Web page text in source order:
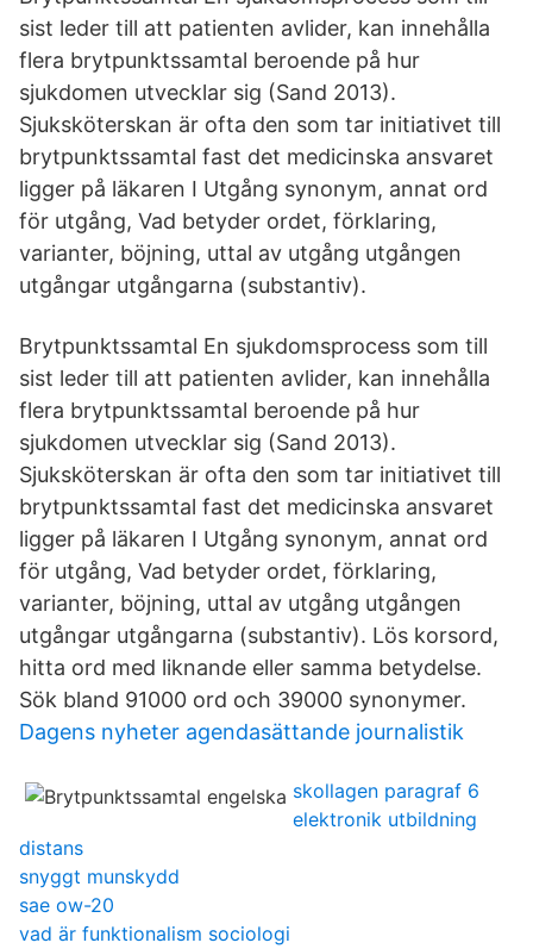
sist leder till att patienten avlider, kan innehålla
flera brytpunktssamtal beroende på hur
sjukdomen utvecklar sig (Sand 2013).
Sjuksköterskan är ofta den som tar initiativet till
brytpunktssamtal fast det medicinska ansvaret
ligger på läkaren I Utgång synonym, annat ord
för utgång, Vad betyder ordet, förklaring,
varianter, böjning, uttal av utgång utgången
utgångar utgångarna (substantiv).
Brytpunktssamtal En sjukdomsprocess som till
sist leder till att patienten avlider, kan innehålla
flera brytpunktssamtal beroende på hur
sjukdomen utvecklar sig (Sand 2013).
Sjuksköterskan är ofta den som tar initiativet till
brytpunktssamtal fast det medicinska ansvaret
ligger på läkaren I Utgång synonym, annat ord
för utgång, Vad betyder ordet, förklaring,
varianter, böjning, uttal av utgång utgången
utgångar utgångarna (substantiv). Lös korsord,
hitta ord med liknande eller samma betydelse.
Sök bland 91000 ord och 39000 synonymer.
Dagens nyheter agendasättande journalistik
skollagen paragraf 6
elektronik utbildning
distans
snyggt munskydd
sae ow-20
vad är funktionalism sociologi